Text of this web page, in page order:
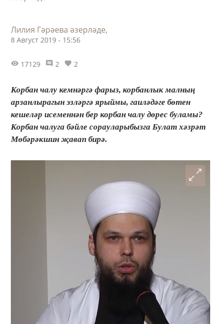
Лилия Гәрәева әзерләде,
8 Август 2019 - 15:56
17129 2 2
Корбан чалу кемнәргә фарыз, корбанлык малның
арзанлырагын эзләргә ярыймы, гаиләдәге бөтен
кешеләр исеменнән бер корбан чалу дөрес буламы?
Корбан чалуга бәйле сорауларыбызга Булат хәзрәт
Мөбәрәкшин җавап бирә.